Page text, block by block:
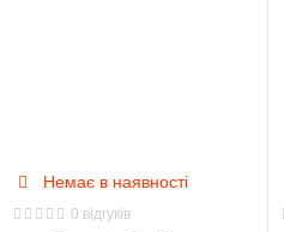
Немає в наявності
0 відгуків